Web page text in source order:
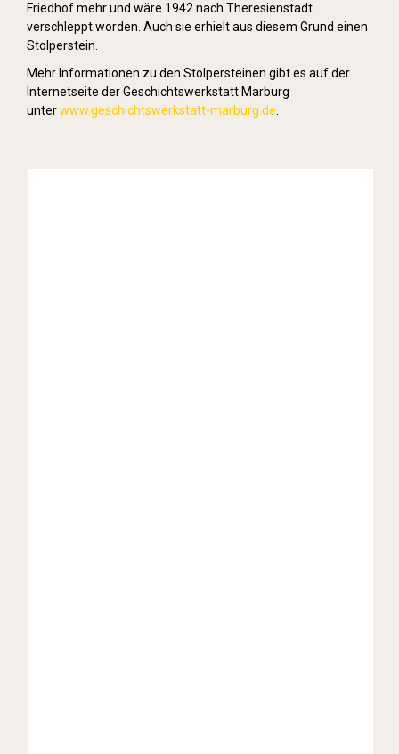
Friedhof mehr und wäre 1942 nach Theresienstadt
verschleppt worden. Auch sie erhielt aus diesem Grund einen
Stolperstein.
Mehr Informationen zu den Stolpersteinen gibt es auf der
Internetseite der Geschichtswerkstatt Marburg
unterwww.geschichtswerkstatt-marburg.de